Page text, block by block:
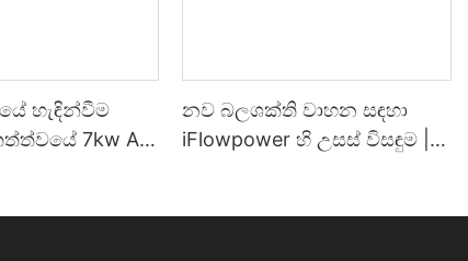
හැඳින්වීම
7kw AC
නව බලශක්ති වාහන සඳහා
iFlowpower හි උසස් විසඳුම |